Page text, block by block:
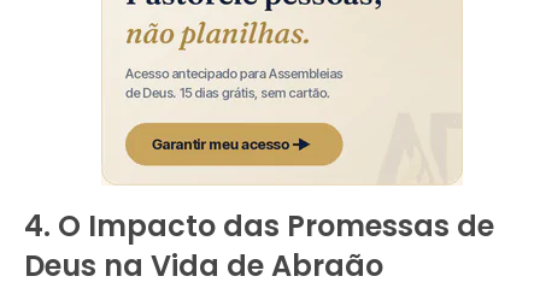
4. O Impacto das Promessas de
Deus na Vida de Abraão